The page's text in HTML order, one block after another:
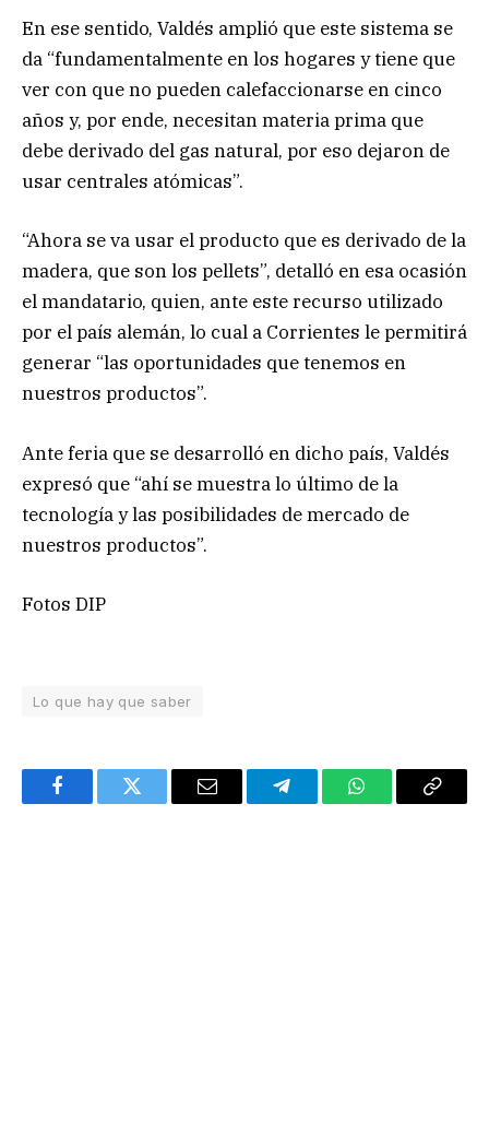
En ese sentido, Valdés amplió que este sistema se
da “fundamentalmente en los hogares y tiene que
ver con que no pueden calefaccionarse en cinco
años y, por ende, necesitan materia prima que
debe derivado del gas natural, por eso dejaron de
usar centrales atómicas”.
“Ahora se va usar el producto que es derivado de la
madera, que son los pellets”, detalló en esa ocasión
el mandatario, quien, ante este recurso utilizado
por el país alemán, lo cual a Corrientes le permitirá
generar “las oportunidades que tenemos en
nuestros productos”.
Ante feria que se desarrolló en dicho país, Valdés
expresó que “ahí se muestra lo último de la
tecnología y las posibilidades de mercado de
nuestros productos”.
Fotos DIP
Lo que hay que saber
FacebookTwitter Email TelegramWhatsAppCopy